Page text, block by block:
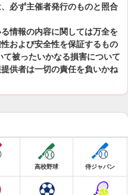
必ず主催者発行のものと照合
情報の内容に関しては万全を
および安全性を保証するもの
被ったいかなる損害について
供者は一切の責任を負いかね
高校野球 侍ジャパン